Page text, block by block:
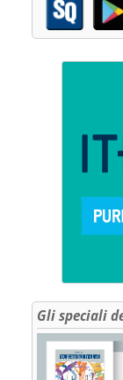
Gli speciali